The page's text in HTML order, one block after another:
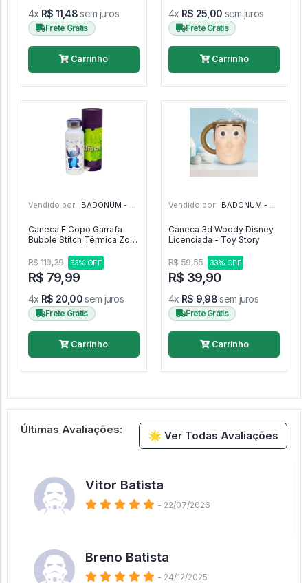
4x R$ 11,48sem juros
Frete Grátis
Carrinho
4x R$ 25,00 sem juros
Frete Grátis
Carrinho
Vendido por: BADONUM - GO
Caneca E Copo Garrafa
Bubble Stitch Térmica Zona
R$ 119,39
33% OFF
R$ 79,99
4x R$ 20,00sem juros
Frete Grátis
Carrinho
Vendido por: BADONUM - GO
Caneca 3d Woody Disney
Licenciada - Toy Story
R$ 59,55 33% OFF
R$ 39,90
4x R$ 9,98sem juros
Frete Grátis
Carrinho
🌟 Ver Todas Avaliações
Últimas Avaliações:
Vitor Batista
- 22/07/2026
Breno Batista
- 24/12/2025